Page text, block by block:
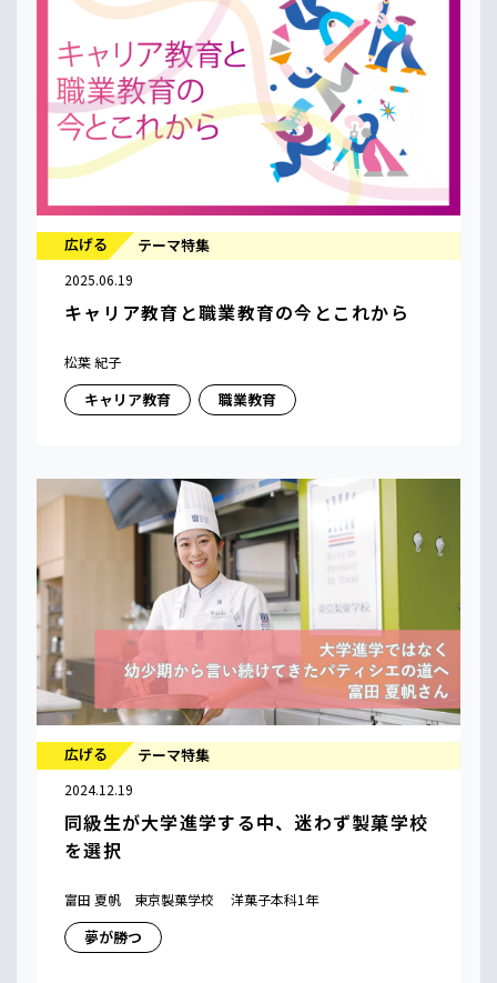
広げる テーマ特集
2025.06.19
キャリア教育と職業教育の今とこれから
松葉 紀子
キャリア教育 職業教育
広げる テーマ特集
2024.12.19
同級生が大学進学する中、迷わず製菓学校
を選択
富田 夏帆 東京製菓学校 洋菓子本科1年
夢が勝つ